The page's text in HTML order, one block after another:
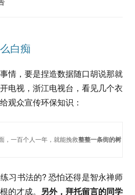
白痴
情，要是捏造数据随口胡说那就
电视，浙江电视台，看见几个衣
观众宣传环保知识：
，一百个人一年，就能挽救整整一条街的树
习书法的? 恐怕还得是智永禅师
的才成。 另外，拜托留言的同学